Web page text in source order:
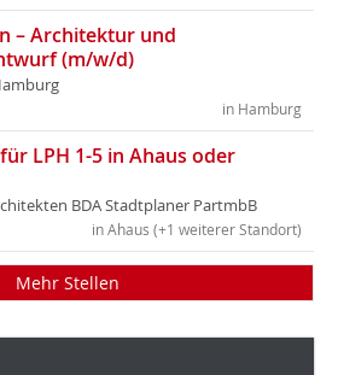
– Architektur und
(m/w/d)
in Hamburg
LPH 1-5 in Ahaus oder
BDA Stadtplaner PartmbB
in Ahaus (+1 weiterer Standort)
Mehr Stellen